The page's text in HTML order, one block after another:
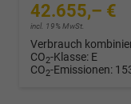
42.655,– €
incl. 19% MwSt.
Verbrauch
CO2-Klasse: E
CO2-Emissionen: